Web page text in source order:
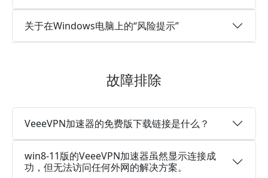
关于在Windows电脑上的“风险提示”
故障排除
VeeeVPN加速器的免费版下载链接是什么？
win8-11版的VeeeVPN加速器虽然显示连接成
功，但无法访问任何外网的解决方案。